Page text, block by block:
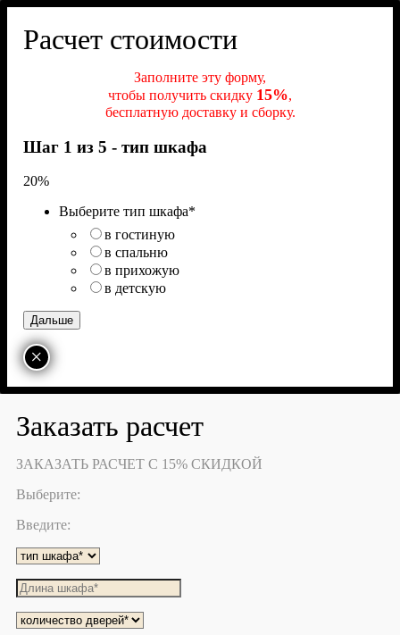
Расчет стоимости
Заполните эту форму,
чтобы получить скидку 15%,
бесплатную доставку и сборку.
Шаг 1 из 5 - тип шкафа
20%
Выберите тип шкафа*
в гостиную
в спальню
в прихожую
в детскую
×
Заказать расчет
ЗАКАЗАТЬ РАСЧЕТ С 15% СКИДКОЙ
Выберите:
Введите: